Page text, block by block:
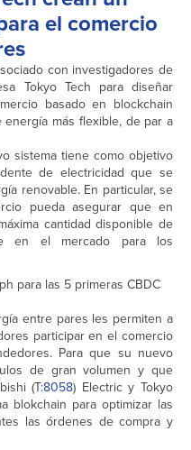
el comercio
con investigadores de
Tokyo Tech para diseñar
basado en blockchain
más flexible, de par a
sistema tiene como objetivo
de electricidad que se
renovable. En particular, se
pueda asegurar que en
cantidad disponible de
en el mercado para los
para las 5 primeras CBDC
entre pares les permiten a
participar en el comercio
Para que su nuevo
de gran volumen y que
(T:8058) Electric y Tokyo
blokchain para optimizar las
las órdenes de compra y